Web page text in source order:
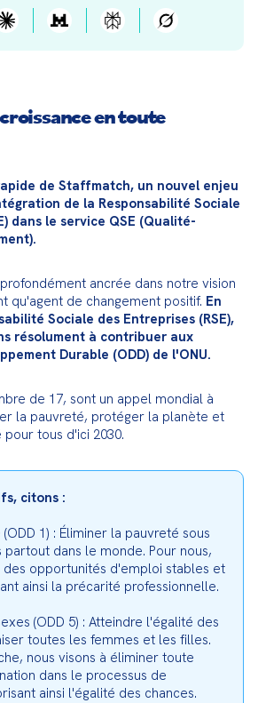
en toute
de Staffmatch, un nouvel enjeu
de la Responsabilité Sociale
dans le service QSE (Qualité-
ancrée dans notre vision
qu'agent de changement positif. En
Sociale des Entreprises (RSE),
résolument à contribuer aux
Durable (ODD) de l'ONU.
de 17, sont un appel mondial à
la pauvreté, protéger la planète et
tous d'ici 2030.
citons :
1) : Éliminer la pauvreté sous
dans le monde. Pour nous,
des opportunités d'emploi stables et
ainsi la précarité professionnelle.
(ODD 5) : Atteindre l'égalité des
toutes les femmes et les filles.
nous visons à éliminer toute
dans le processus de
ainsi l'égalité des chances.